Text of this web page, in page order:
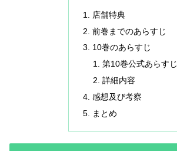
店舗特典
前巻までのあらすじ
10巻のあらすじ
第10巻公式あらすじ
詳細内容
感想及び考察
まとめ